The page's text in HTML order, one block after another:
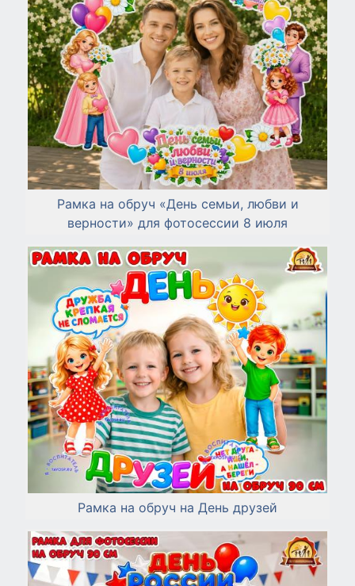
Рамка на обруч «День семьи, любви и
верности» для фотосессии 8 июля
Рамка на обруч на День друзей